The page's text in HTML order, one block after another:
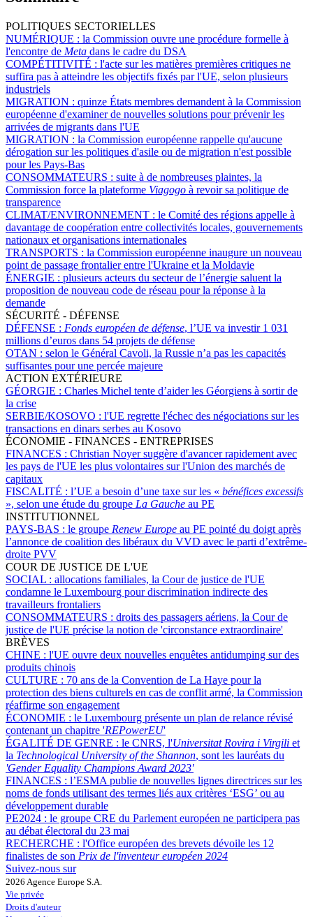
POLITIQUES SECTORIELLES
NUMÉRIQUE : la Commission ouvre une procédure formelle à
l'encontre de Meta dans le cadre du DSA
COMPÉTITIVITÉ : l'acte sur les matières premières critiques ne
suffira pas à atteindre les objectifs fixés par l'UE, selon plusieurs
industriels
MIGRATION : quinze États membres demandent à la Commission
européenne d'examiner de nouvelles solutions pour prévenir les
arrivées de migrants dans l'UE
MIGRATION : la Commission européenne rappelle qu'aucune
dérogation sur les politiques d'asile ou de migration n'est possible
pour les Pays-Bas
CONSOMMATEURS : suite à de nombreuses plaintes, la
Commission force la plateforme Viagogo à revoir sa politique de
transparence
CLIMAT/ENVIRONNEMENT : le Comité des régions appelle à
davantage de coopération entre collectivités locales, gouvernements
nationaux et organisations internationales
TRANSPORTS : la Commission européenne inaugure un nouveau
point de passage frontalier entre l'Ukraine et la Moldavie
ÉNERGIE : plusieurs acteurs du secteur de l’énergie saluent la
proposition de nouveau code de réseau pour la réponse à la
demande
SÉCURITÉ - DÉFENSE
DÉFENSE : Fonds européen de défense, l’UE va investir 1 031
millions d’euros dans 54 projets de défense
OTAN : selon le Général Cavoli, la Russie n’a pas les capacités
suffisantes pour une percée majeure
ACTION EXTÉRIEURE
GÉORGIE : Charles Michel tente d’aider les Géorgiens à sortir de
la crise
SERBIE/KOSOVO : l'UE regrette l'échec des négociations sur les
transactions en dinars serbes au Kosovo
ÉCONOMIE - FINANCES - ENTREPRISES
FINANCES : Christian Noyer suggère d'avancer rapidement avec
les pays de l'UE les plus volontaires sur l'Union des marchés de
capitaux
FISCALITÉ : l’UE a besoin d’une taxe sur les « bénéfices excessifs
», selon une étude du groupe La Gauche au PE
INSTITUTIONNEL
PAYS-BAS : le groupe Renew Europe au PE pointé du doigt après
l’annonce de coalition des libéraux du VVD avec le parti d’extrême-
droite PVV
COUR DE JUSTICE DE L'UE
SOCIAL : allocations familiales, la Cour de justice de l'UE
condamne le Luxembourg pour discrimination indirecte des
travailleurs frontaliers
CONSOMMATEURS : droits des passagers aériens, la Cour de
justice de l'UE précise la notion de 'circonstance extraordinaire'
BRÈVES
CHINE : l'UE ouvre deux nouvelles enquêtes antidumping sur des
produits chinois
CULTURE : 70 ans de la Convention de La Haye pour la
protection des biens culturels en cas de conflit armé, la Commission
réaffirme son engagement
ÉCONOMIE : le Luxembourg présente un plan de relance révisé
contenant un chapitre 'REPowerEU'
ÉGALITÉ DE GENRE : le CNRS, l'Universitat Rovira i Virgili et
la Technological University of the Shannon, sont les lauréats du
'Gender Equality Champions Award 2023'
FINANCES : l’ESMA publie de nouvelles lignes directrices sur les
noms de fonds utilisant des termes liés aux critères ‘ESG’ ou au
développement durable
PE2024 : le groupe CRE du Parlement européen ne participera pas
au débat électoral du 23 mai
RECHERCHE : l'Office européen des brevets dévoile les 12
finalistes de son Prix de l'inventeur européen 2024
Suivez-nous sur
2026 Agence Europe S.A.
Vie privée
Droits d'auteur